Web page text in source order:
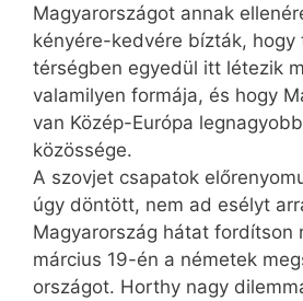
Magyarországot annak
kényére-kedvére bízták, hogy
térségben egyedül itt létezik
valamilyen formája, és hogy
van Közép-Európa
közössége.
A szovjet csapatok
úgy döntött, nem ad esélyt
Magyarország hátat fordítson
március 19-én a németek
országot. Horthy nagy